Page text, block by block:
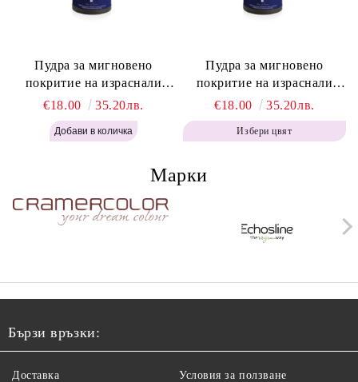
Пудра за мигновено
покритие на израснали
корени Топло Кафяво -
Labor Pro Instant Retouch
Powder - Warm Brown H643
€18.00 35.20лв.
Пудра за мигновено
покритие на израснали
корени Кафяво - Labor Pro
Instant Retouch Powder -
Brown H642
€18.00 35.20лв.
Избери цвят
Марки
Бързи връзки:
Доставка Условия за ползване